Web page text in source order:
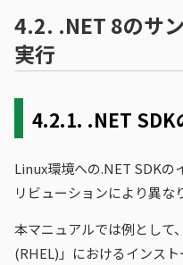
4.2. .NET 8のサ
実行
4.2.1. .NET SDK
Linux環境への.NET SDKの
リビューションにより異な
本マニュアルでは例とし
(RHEL)」におけるインスト